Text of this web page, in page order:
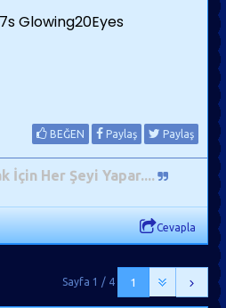
BEĞEN Paylaş Paylaş
İçin Her Şeyi Yapar....
Cevapla
1
Sayfa 1 / 4